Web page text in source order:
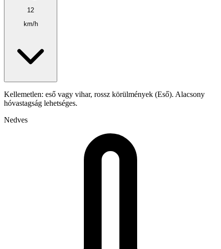
12
km/h
Kellemetlen: eső vagy vihar, rossz körülmények (Eső). Alacsony
hóvastagság lehetséges.
Nedves